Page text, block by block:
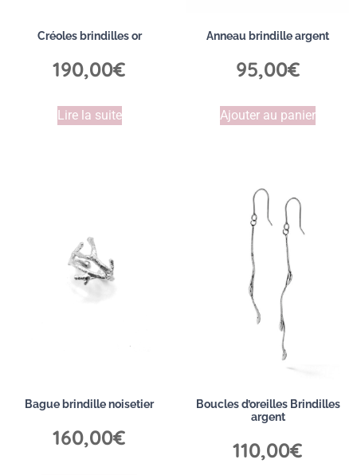
Créoles brindilles or
190,00€
Lire la suite
Anneau brindille argent
95,00€
Ajouter au panier
Bague brindille noisetier
160,00€
Boucles d’oreilles Brindilles
argent
110,00€